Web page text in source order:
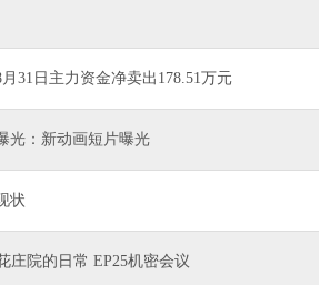
月31日主力资金净卖出178.51万元
光：新动画短片曝光
状
庄院的日常 EP25机密会议